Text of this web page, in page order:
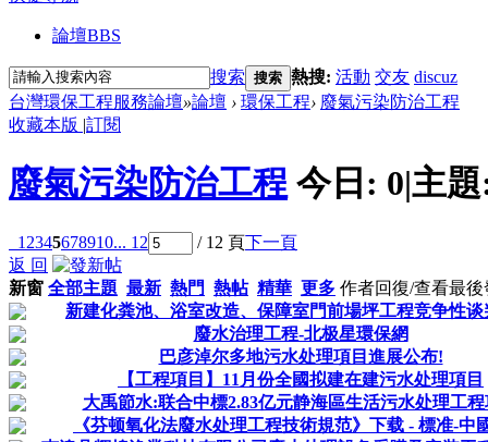
論壇BBS
搜索 搜索 熱搜: 活動 交友 discuz
台灣環保工程服務論壇»論壇 › 環保工程› 廢氣污染防治工程
收藏本版 |訂閱
廢氣污染防治工程 今日: 0|主
1 2345678910... 12 / 12 頁下一頁
返 回
新窗 全部主題 最新 熱門 熱帖 精華 更多 作者回復/查看最後
新建化粪池、浴室改造、保障室門前場坪工程竞争性谈
廢水治理工程-北极星環保網
巴彦淖尔多地污水处理項目進展公布!
【工程項目】11月份全國拟建在建污水处理項目
大禹節水:联合中標2.83亿元静海區生活污水处理工
《芬顿氧化法廢水处理工程技術規范》下载 - 標准-中